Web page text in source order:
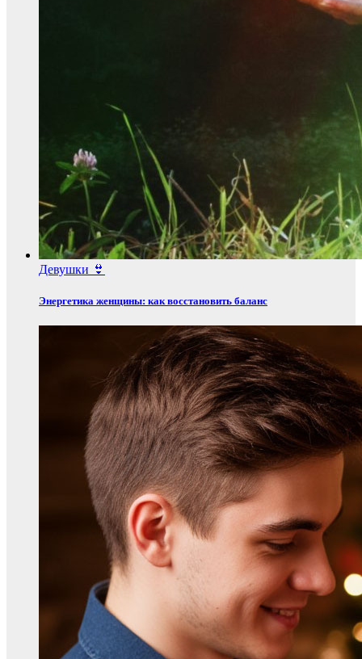
Девушки 👙
Энергетика женщины: как восстановить баланс